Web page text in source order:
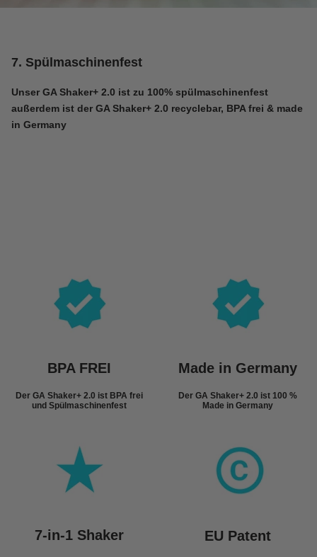
7. Spülmaschinenfest
Unser GA Shaker+ 2.0 ist zu 100% spülmaschinenfest
außerdem ist der GA Shaker+ 2.0 recyclebar, BPA frei & made
in Germany
BPA FREI
Der GA Shaker+ 2.0 ist BPA frei
und Spülmaschinenfest
Made in Germany
Der GA Shaker+ 2.0 ist 100 %
Made in Germany
7-in-1 Shaker EU Patent